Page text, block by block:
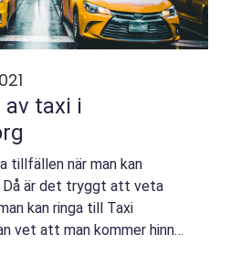
av taxi i
tillfällen när man kan
Då är det tryggt att veta
kan ringa till Taxi
vet att man kommer hinna i